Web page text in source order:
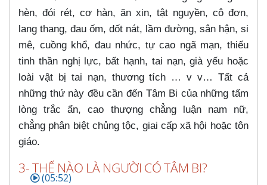
hèn, đói rét, cơ hàn, ăn xin, tật nguyền, cô đơn,
lang thang, đau ốm, dốt nát, lầm đường, sân hận, si
mê, cuồng khổ, đau nhức, tự cao ngã mạn, thiếu
tinh thần nghị lực, bất hạnh, tai nạn, già yếu hoặc
loài vật bị tai nạn, thương tích …​ v v…​ Tất cả
những thứ này đều cần đến Tâm Bi của những tấm
lòng trắc ẩn, cao thượng chẳng luận nam nữ,
chẳng phân biệt chủng tộc, giai cấp xã hội hoặc tôn
giáo.
3- THẾ NÀO LÀ NGƯỜI CÓ TÂM BI?
(05:52)